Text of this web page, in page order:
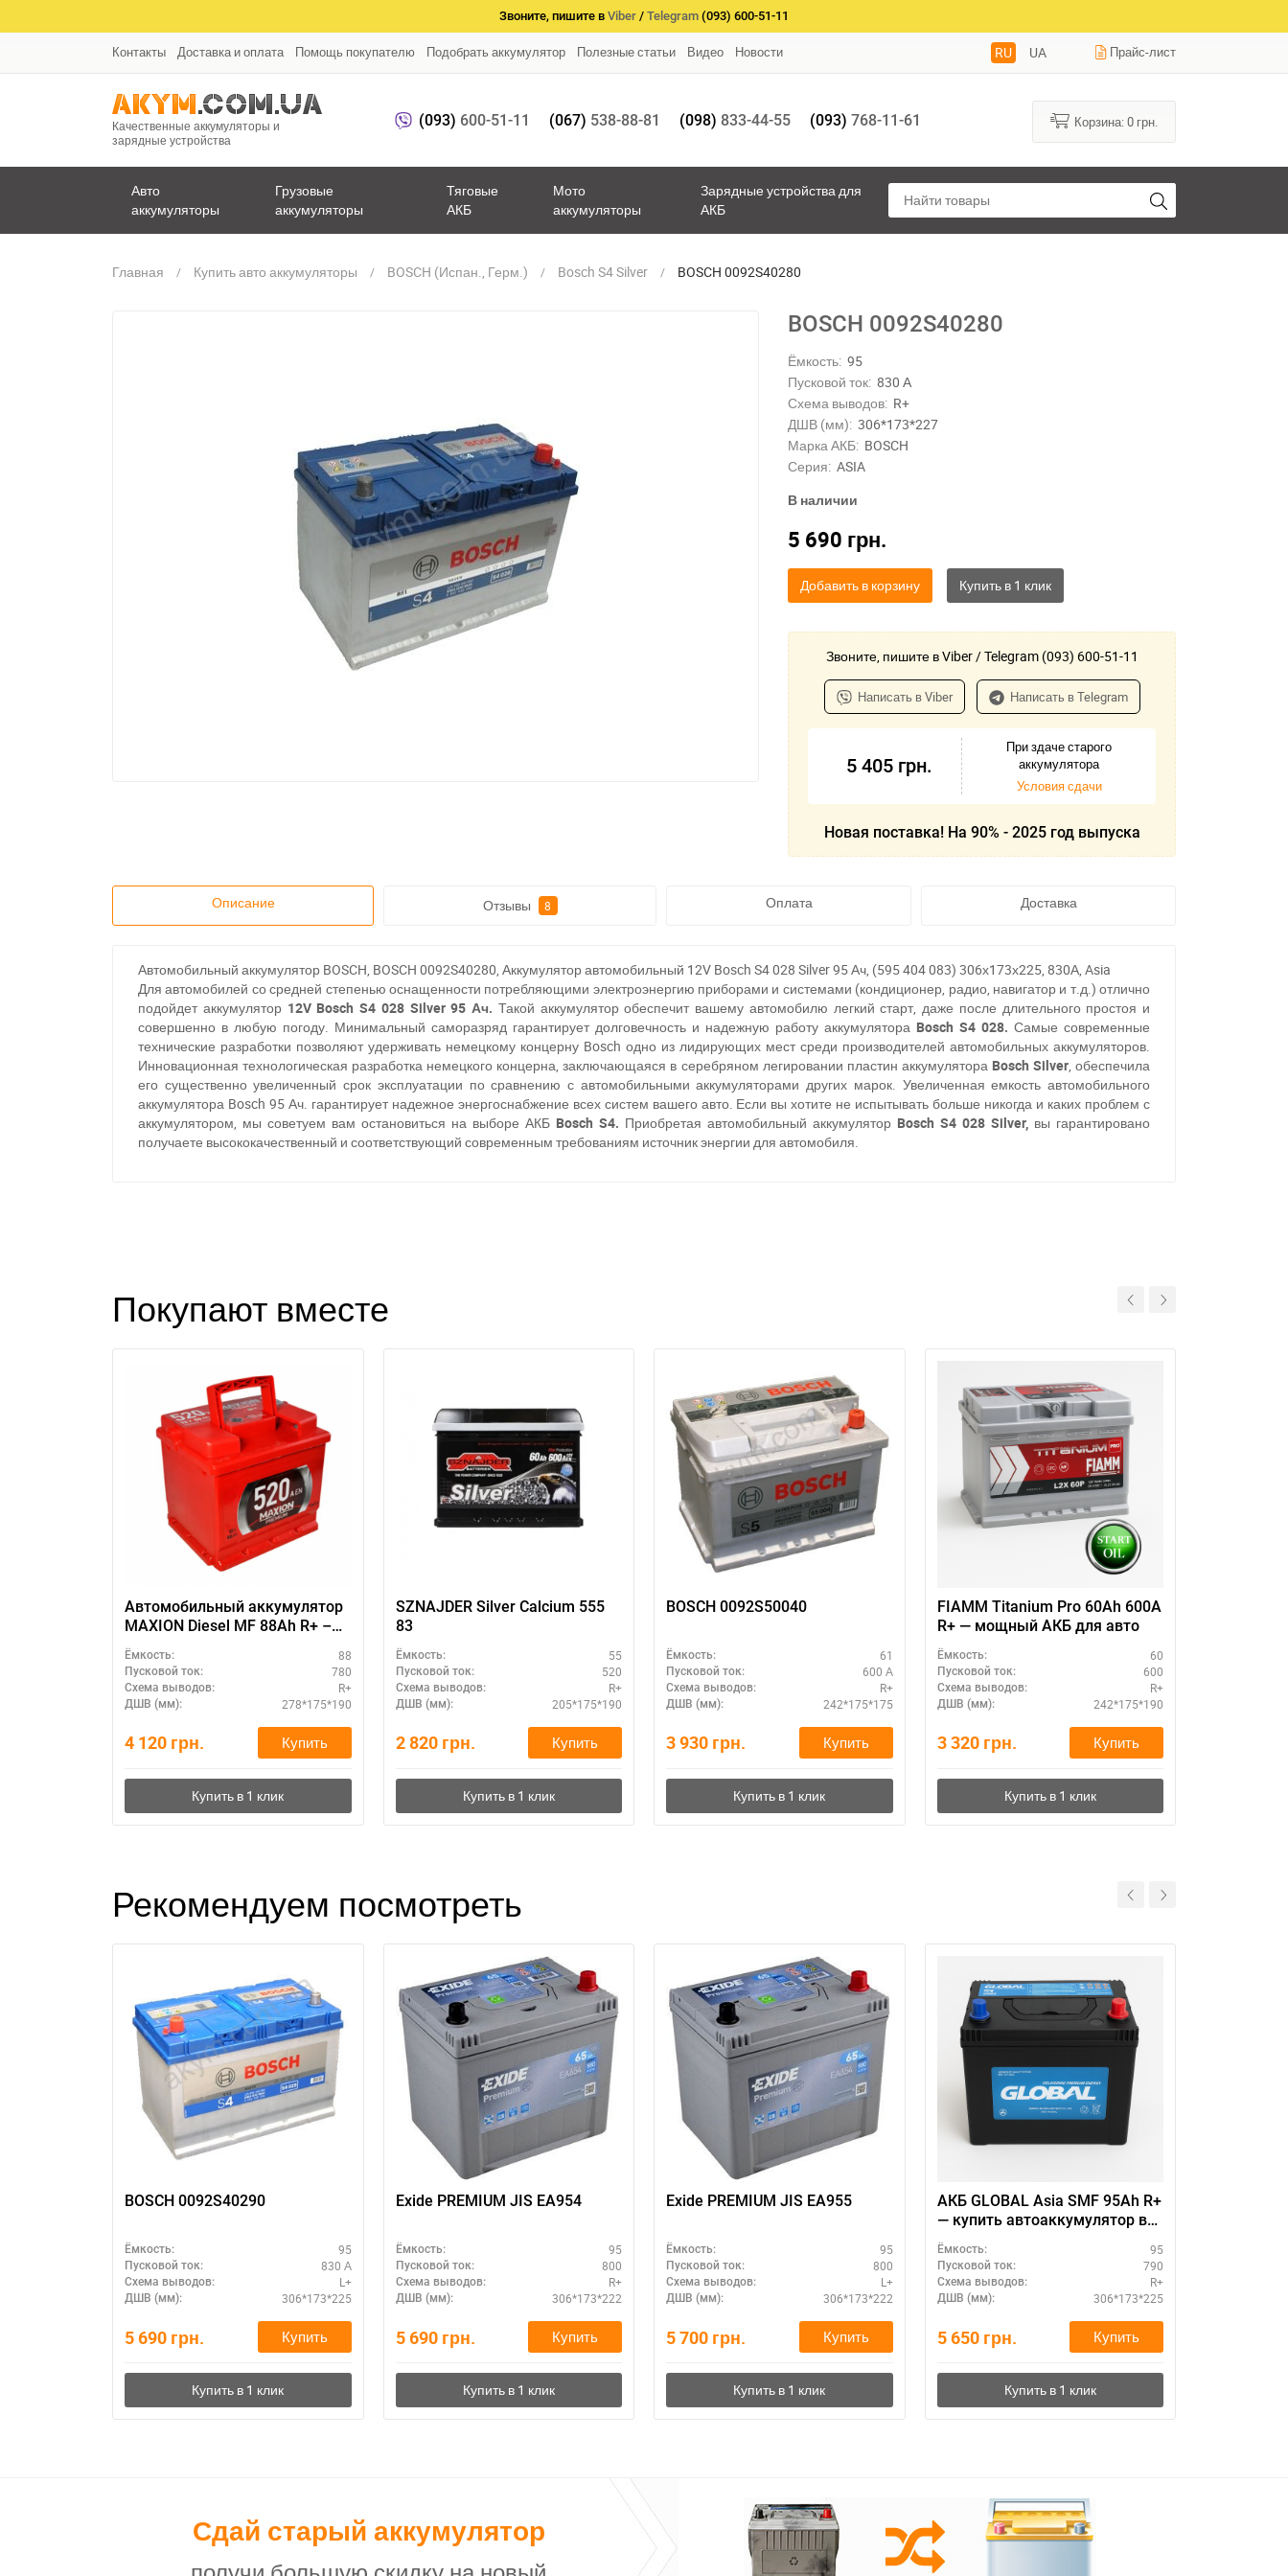
Звоните, пишите в Viber / Telegram (093) 600-51-11
Контакты Доставка и оплата Помощь покупателю Подобрать аккумулятор Полезные статьи Видео Новости RU UA Прайс-лист
Качественные аккумуляторы и
зарядные устройства
(093) 600-51-11 (067) 538-88-81 (098) 833-44-55 (093) 768-11-61 Корзина:0 грн.
Авто
аккумуляторы
Грузовые
аккумуляторы
Тяговые
АКБ
Мото
аккумуляторы
Зарядные устройства для
АКБ
Главная Купить авто аккумуляторы BOSCH (Испан., Герм.) Bosch S4 Silver BOSCH 0092S40280
BOSCH 0092S40280
Ёмкость: 95
Пусковой ток: 830 А
Схема выводов: R+
ДШВ (мм): 306*173*227
Марка АКБ: BOSCH
Серия: ASIA
В наличии
5 690 грн.
Добавить в корзину
Звоните, пишите в Viber / Telegram (093) 600-51-11
Написать в Viber Написать в Telegram
5 405 грн.
При здаче старого
аккумулятора
Условия сдачи
Новая поставка! На 90% - 2025 год выпуска
Описание Отзывы 8 Оплата Доставка
Автомобильный аккумулятор BOSCH, BOSCH 0092S40280, Аккумулятор автомобильный 12V Bosch S4 028 Silver 95 Ач, (595 404 083) 306х173х225, 830А, Asia
Для автомобилей со средней степенью оснащенности потребляющими электроэнергию приборами и системами (кондиционер, радио, навигатор и т.д.) отлично
подойдет аккумулятор 12V Bosch S4 028 Silver 95 Ач. Такой аккумулятор обеспечит вашему автомобилю легкий старт, даже после длительного простоя и
совершенно в любую погоду. Минимальный саморазряд гарантирует долговечность и надежную работу аккумулятора Bosch S4 028. Самые современные
технические разработки позволяют удерживать немецкому концерну Bosch одно из лидирующих мест среди производителей автомобильных аккумуляторов.
Инновационная технологическая разработка немецкого концерна, заключающаяся в серебряном легировании пластин аккумулятора Bosch Silver, обеспечила
его существенно увеличенный срок эксплуатации по сравнению с автомобильными аккумуляторами других марок. Увеличенная емкость автомобильного
аккумулятора Bosch 95 Ач. гарантирует надежное энергоснабжение всех систем вашего авто. Если вы хотите не испытывать больше никогда и каких проблем с
аккумулятором, мы советуем вам остановиться на выборе АКБ Bosch S4. Приобретая автомобильный аккумулятор Bosch S4 028 Silver, вы гарантировано
получаете высококачественный и соответствующий современным требованиям источник энергии для автомобиля.
Покупают вместе
Автомобильный аккумулятор
MAXION Diesel MF 88Ah R+ –
для дизельных авто
Ёмкость: 88
Пусковой ток: 780
Схема выводов: R+
ДШВ (мм): 278*175*190
4 120 грн. Купить
SZNAJDER Silver Calcium 555
83
Ёмкость: 55
Пусковой ток: 520
Схема выводов: R+
ДШВ (мм): 205*175*190
2 820 грн. Купить
BOSCH 0092S50040
Ёмкость: 61
Пусковой ток: 600 А
Схема выводов: R+
ДШВ (мм): 242*175*175
3 930 грн. Купить
FIAMM Titanium Pro 60Ah 600A
R+ — мощный АКБ для авто
Ёмкость: 60
Пусковой ток: 600
Схема выводов: R+
ДШВ (мм): 242*175*190
3 320 грн. Купить
Рекомендуем посмотреть
BOSCH 0092S40290
Ёмкость: 95
Пусковой ток: 830 А
Схема выводов: L+
ДШВ (мм): 306*173*225
5 690 грн. Купить
Exide PREMIUM JIS EA954
Ёмкость: 95
Пусковой ток: 800
Схема выводов: R+
ДШВ (мм): 306*173*222
5 690 грн. Купить
Exide PREMIUM JIS EA955
Ёмкость: 95
Пусковой ток: 800
Схема выводов: L+
ДШВ (мм): 306*173*222
5 700 грн. Купить
АКБ GLOBAL Asia SMF 95Ah R+
— купить автоаккумулятор в
наличии
Ёмкость: 95
Пусковой ток: 790
Схема выводов: R+
ДШВ (мм): 306*173*225
5 650 грн. Купить
Сдай старый аккумулятор
При отсутствии связи - пишите, звоните в Viber / Telegram (093) 600-51-11
Написать в Viber Написать в Telegram